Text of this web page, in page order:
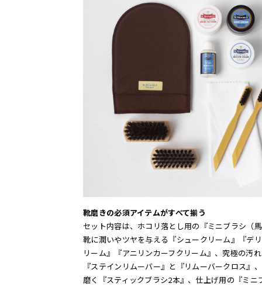
靴磨きの必須アイテムがすべて揃う
セット内容は、ホコリ落とし用の『ミニブラシ（
靴に潤いやツヤを与える『シュークリーム』『デ
リーム』『アニリンカーフクリーム』、究極の汚
『ステインリムーバー』と『リムーバークロス』
磨く『スティックブラシ2本』、仕上げ用の『ミニ